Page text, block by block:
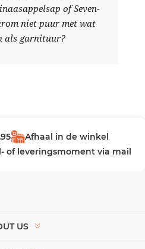
of Seven-
niet puur met wat
als garnituur?
Afhaal in de winkel
of leveringsmoment via mail
US